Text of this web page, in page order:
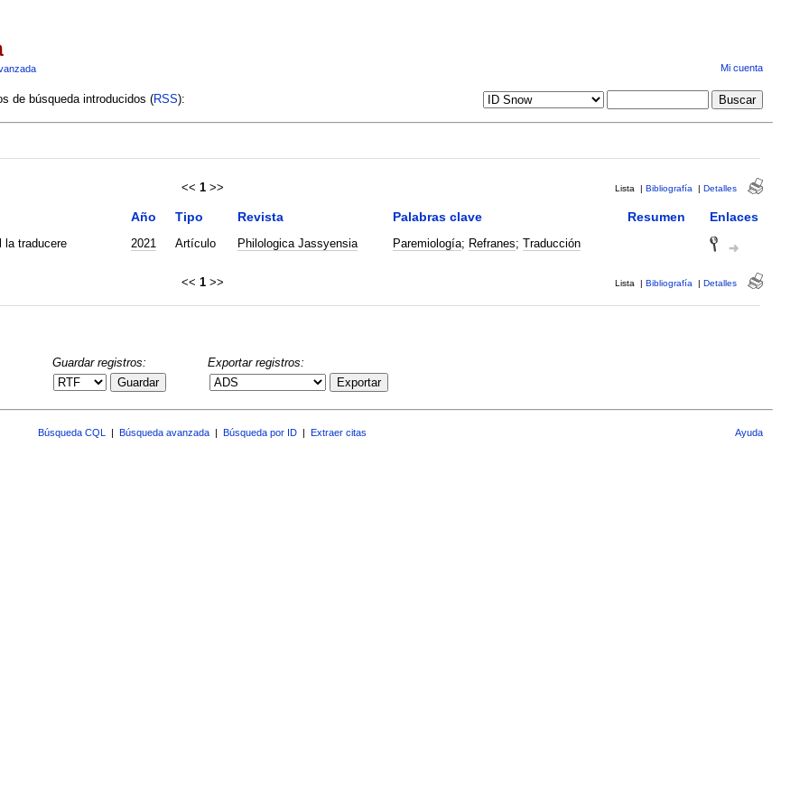
Mi cuenta
de búsqueda introducidos (RSS):
<< 1 >> Lista | Bibliografía | Detalles
Año Tipo Revista Palabras clave Resumen Enlaces
la traducere 2021 Artículo Philologica Jassyensia Paremiología; Refranes; Traducción
<< 1 >> Lista | Bibliografía | Detalles
Guardar registros:
Guardar
Exportar registros:
Exportar
Búsqueda CQL Búsqueda avanzada Búsqueda por ID Extraer citas Ayuda